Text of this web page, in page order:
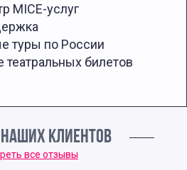
MICE-услуг
туры по России
театральных билетов
КЛИЕНТОВ
все отзывы